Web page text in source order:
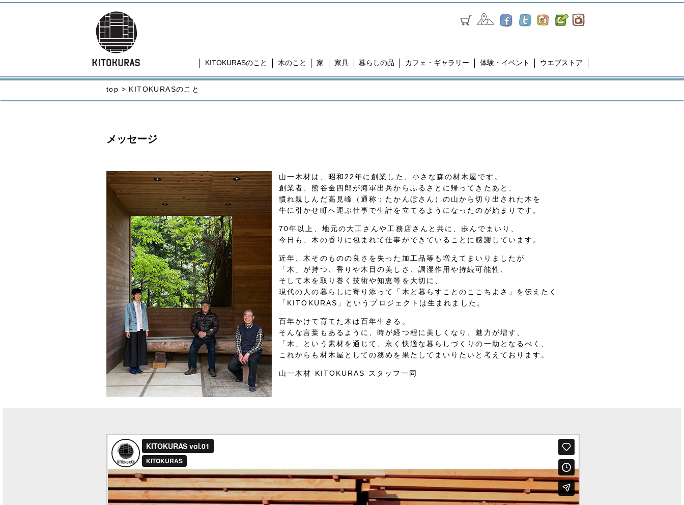
KITOKURASのこと 木のこと 家 家具 暮らしの品 カフェ・ギャラリー 体験・イベント ウエブストア
top > KITOKURASのこと
メッセージ
山一木材は、昭和22年に創業した、小さな森の材木屋です。
創業者、熊谷金四郎が海軍出兵からふるさとに帰ってきたあと、
慣れ親しんだ高見峰（通称：たかんぼさん）の山から切り出された木を
牛に引かせ町へ運ぶ仕事で生計を立てるようになったのが始まりです。
70年以上、地元の大工さんや工務店さんと共に、歩んでまいり、
今日も、木の香りに包まれて仕事ができていることに感謝しています。
近年、木そのものの良さを失った加工品等も増えてまいりましたが
「木」が持つ、香りや木目の美しさ、調湿作用や持続可能性、
そして木を取り巻く技術や知恵等を大切に、
現代の人の暮らしに寄り添って「木と暮らすことのここちよさ」を伝えたく
「KITOKURAS」というプロジェクトは生まれました。
百年かけて育てた木は百年生きる。
そんな言葉もあるように、時が経つ程に美しくなり、魅力が増す、
「木」という素材を通じて、永く快適な暮らしづくりの一助となるべく、
これからも材木屋としての務めを果たしてまいりたいと考えております。
山一木材 KITOKURAS スタッフ一同